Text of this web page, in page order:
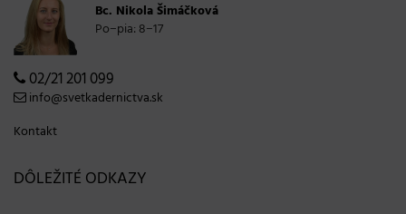
Bc. Nikola Šimáčková
Po−pia: 8−17
02/21 201 099
info@svetkadernictva.sk
Kontakt
DÔLEŽITÉ ODKAZY